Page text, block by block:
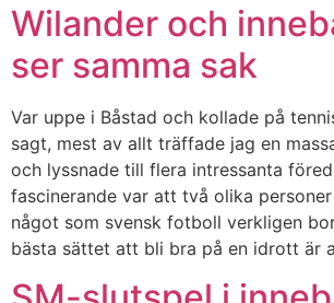
Wilander och
ser samma sak
Var uppe i Båstad och kollade på
sagt, mest av allt träffade jag en
och lyssnade till flera intressanta
fascinerande var att två olika
något som svensk fotboll verkligen
bästa sättet att bli bra på en idrott är